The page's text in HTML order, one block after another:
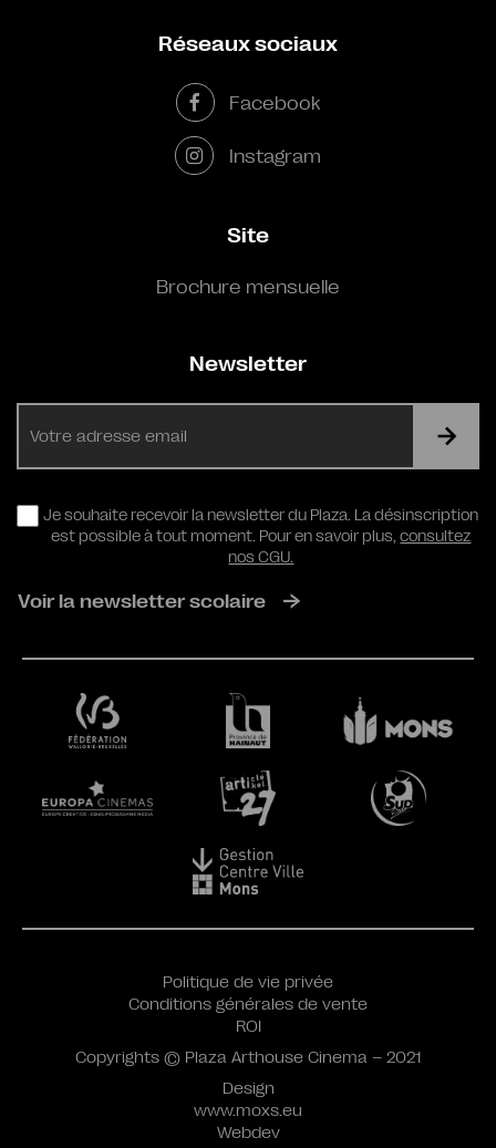
Réseaux sociaux
Facebook
Instagram
Site
Brochure mensuelle
Newsletter
RGPD
Je souhaite recevoir la newsletter du Plaza. La désinscription
est possible à tout moment. Pour en savoir plus,consultez
nos CGU.
Voir la newsletter scolaire
Design
www.moxs.eu
Webdev
Politique de vie privée
Conditions générales de vente
ROI
Copyrights © Plaza Arthouse Cinema – 2021